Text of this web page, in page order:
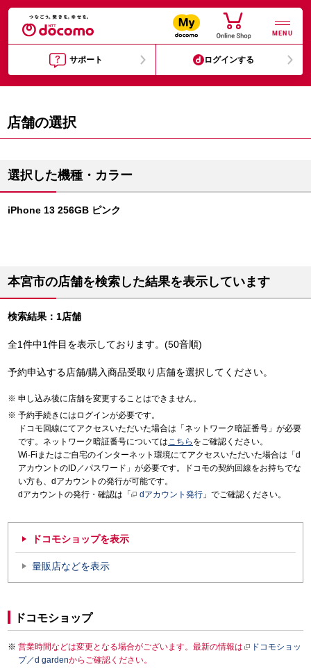
MENU
サポート ログインする
店舗の選択
選択した機種・カラー
iPhone 13 256GB ピンク
本宮市の店舗を検索した結果を表示しています
検索結果：1店舗
全1件中1件目を表示しております。(50音順)
予約申込する店舗/購入商品受取り店舗を選択してください。
申し込み後に店舗を変更することはできません。
予約手続きにはログインが必要です。
ドコモ回線にてアクセスいただいた場合は「ネットワーク暗証番号」が必要
です。ネットワーク暗証番号についてはこちら をご確認ください。
Wi-Fiまたはご自宅のインターネット環境にてアクセスいただいた場合は「d
アカウントのID／パスワード」が必要です。ドコモの契約回線をお持ちでな
い方も、dアカウントの発行が可能です。
dアカウントの発行・確認は「
dアカウント発行 」でご確認ください。
ドコモショップを表示
量販店などを表示
ドコモショップ
営業時間などは変更となる場合がございます。最新の情報は
ドコモショッ
プ／d gardenからご確認ください。